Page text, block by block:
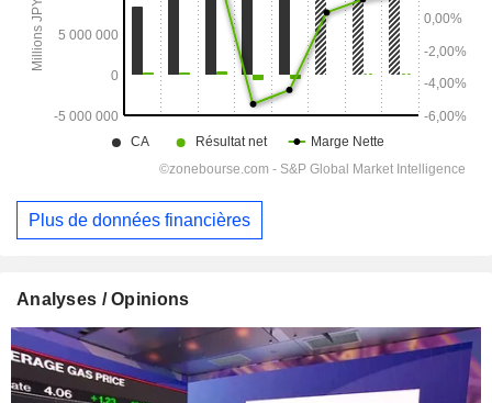
Plus de données financières
Analyses / Opinions